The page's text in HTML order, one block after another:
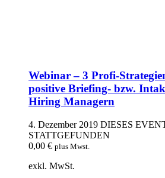
Webinar – 3 Profi-
positive Briefing- bzw.
Hiring Managern
4. Dezember 2019 DIESES
STATTGEFUNDEN
0,00 € plus Mwst.
exkl. MwSt.